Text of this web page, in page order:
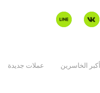
أكبر الخاسرين عملات جديدة